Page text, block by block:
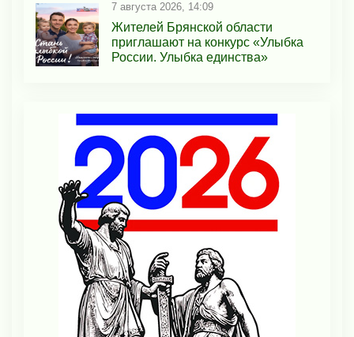
7 августа 2026, 14:09
Жителей Брянской области
приглашают на конкурс «Улыбка
России. Улыбка единства»